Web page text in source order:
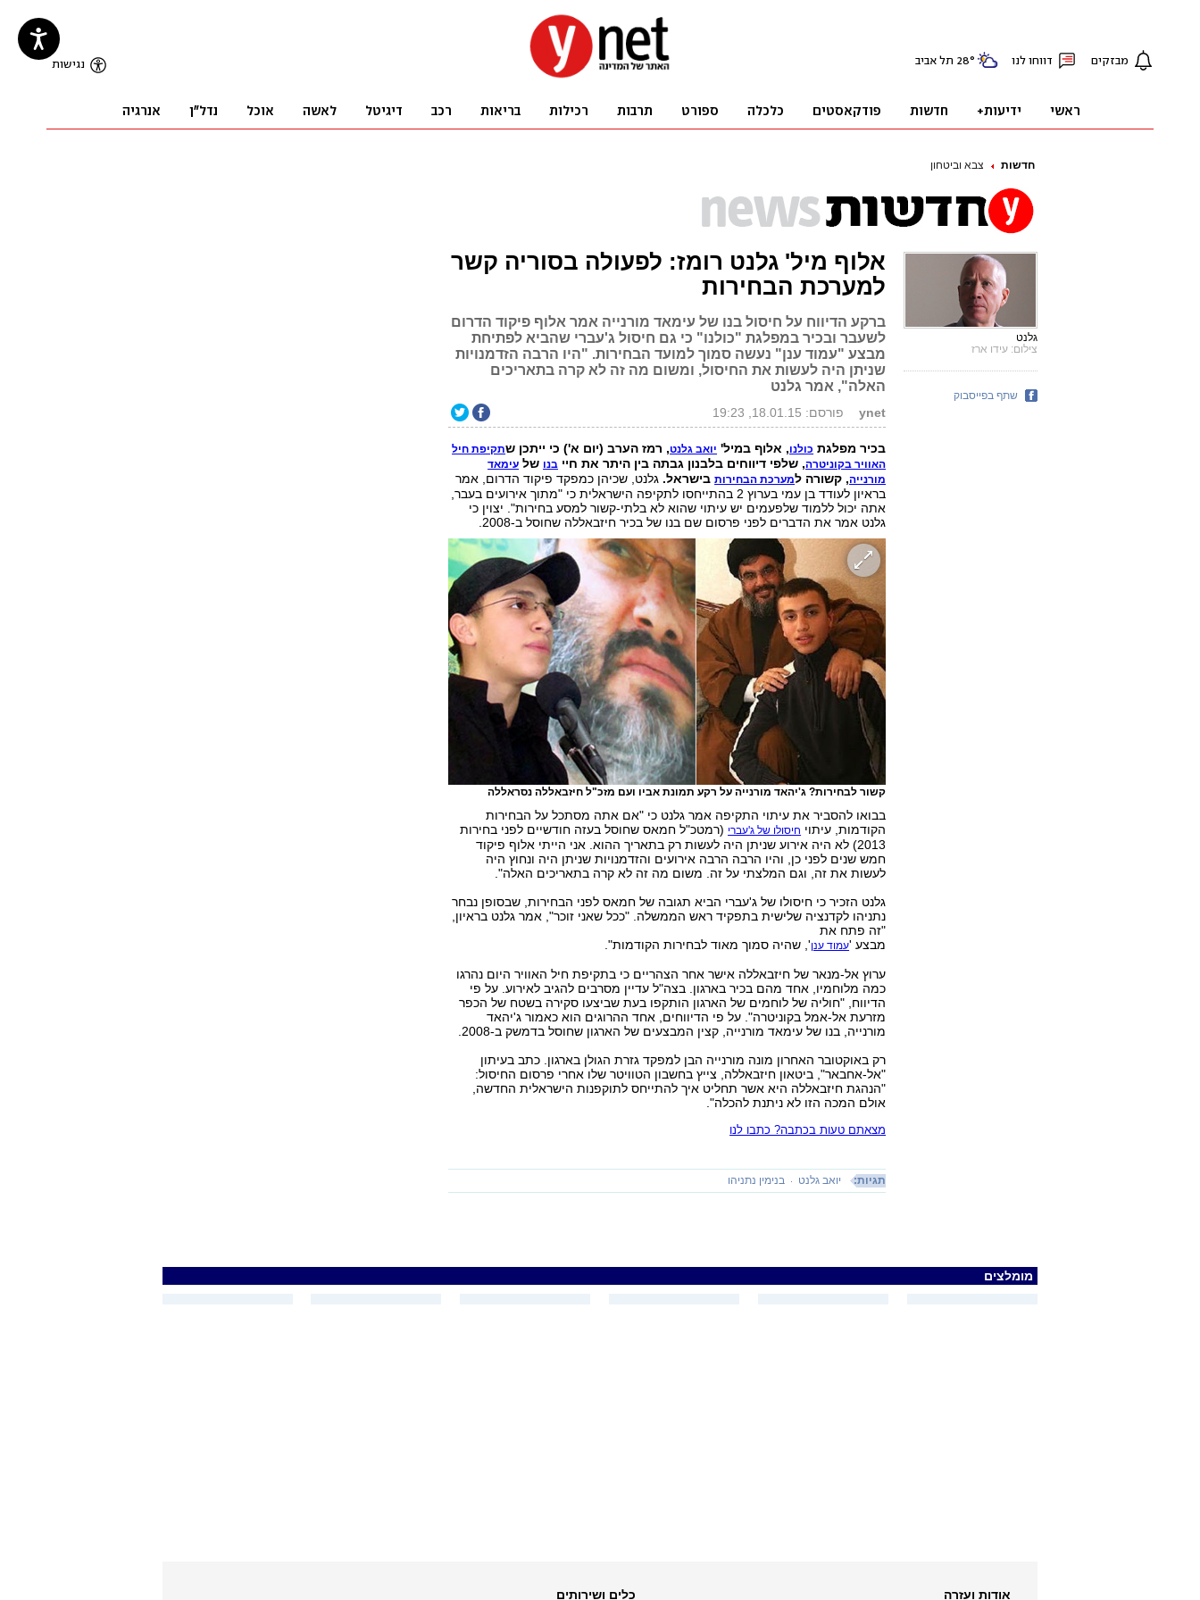
חדשות צבא וביטחון
אלוף מיל' גלנט רומז: לפעולה בסוריה קשר
למערכת הבחירות
ברקע הדיווח על חיסול בנו של עימאד מורנייה אמר אלוף פיקוד הדרום
לשעבר ובכיר במפלגת "כולנו" כי גם חיסול ג'עברי שהביא לפתיחת
מבצע "עמוד ענן" נעשה סמוך למועד הבחירות. "היו הרבה הזדמנויות
שניתן היה לעשות את החיסול, ומשום מה זה לא קרה בתאריכים
האלה", אמר גלנט
ynet פורסם: 18.01.15, 19:23
בכיר מפלגת כולנו, אלוף במיל' יואב גלנט, רמז הערב (יום א') כי ייתכן שתקיפת חיל
האוויר בקוניטרה, שלפי דיווחים בלבנון גבתה בין היתר את חיי בנו של עימאד
מורנייה, קשורה למערכת הבחירותבישראל. גלנט, שכיהן כמפקד פיקוד הדרום, אמר
בראיון לעודד בן עמי בערוץ 2 בהתייחסו לתקיפה הישראלית כי "מתוך אירועים בעבר,
אתה יכול ללמוד שלפעמים יש עיתוי שהוא לא בלתי-קשור למסע בחירות". יצוין כי
גלנט אמר את הדברים לפני פרסום שם בנו של בכיר חיזבאללה שחוסל ב-2008.
קשור לבחירות? ג'יהאד מורנייה על רקע תמונת אביו ועם מזכ"ל חיזבאללה נסראללה
בבואו להסביר את עיתוי התקיפה אמר גלנט כי "אם אתה מסתכל על הבחירות
הקודמות, עיתוי חיסולו של ג'עברי (רמטכ"ל חמאס שחוסל בעזה חודשיים לפני בחירות
2013) לא היה אירוע שניתן היה לעשות רק בתאריך ההוא. אני הייתי אלוף פיקוד
חמש שנים לפני כן, והיו הרבה הרבה אירועים והזדמנויות שניתן היה ונחוץ היה
לעשות את זה, וגם המלצתי על זה. משום מה זה לא קרה בתאריכים האלה".
גלנט הזכיר כי חיסולו של ג'עברי הביא תגובה של חמאס לפני הבחירות, שבסופן נבחר
נתניהו לקדנציה שלישית בתפקיד ראש הממשלה. "ככל שאני זוכר", אמר גלנט בראיון,
"זה פתח את
מבצע 'עמוד ענן', שהיה סמוך מאוד לבחירות הקודמות".
ערוץ אל-מנאר של חיזבאללה אישר אחר הצהריים כי בתקיפת חיל האוויר היום נהרגו
כמה מלוחמיו, אחד מהם בכיר בארגון. בצה"ל עדיין מסרבים להגיב לאירוע. על פי
הדיווח, "חוליה של לוחמים של הארגון הותקפו בעת שביצעו סקירה בשטח של הכפר
מזרעת אל-אמל בקוניטרה". על פי הדיווחים, אחד ההרוגים הוא כאמור ג'יהאד
מורנייה, בנו של עימאד מורנייה, קצין המבצעים של הארגון שחוסל בדמשק ב-2008.
רק באוקטובר האחרון מונה מורנייה הבן למפקד גזרת הגולן בארגון. כתב בעיתון
"אל-אחבאר", ביטאון חיזבאללה, צייץ בחשבון הטוויטר שלו אחרי פרסום החיסול:
"הנהגת חיזבאללה היא אשר תחליט איך להתייחס לתוקפנות הישראלית החדשה,
אולם המכה הזו לא ניתנת להכלה".
מצאתם טעות בכתבה? כתבו לנו
תגיות: יואב גלנט בנימין נתניהו
גלנט
צילום: עידו ארז
שתף בפייסבוק
מומלצים
אודות ועזרה כלים ושירותים